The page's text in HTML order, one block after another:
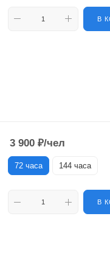
В
3 900 ₽/чел
72 часа 144 часа
В